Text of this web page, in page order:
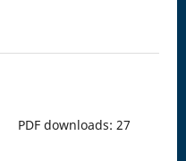
PDF downloads: 27